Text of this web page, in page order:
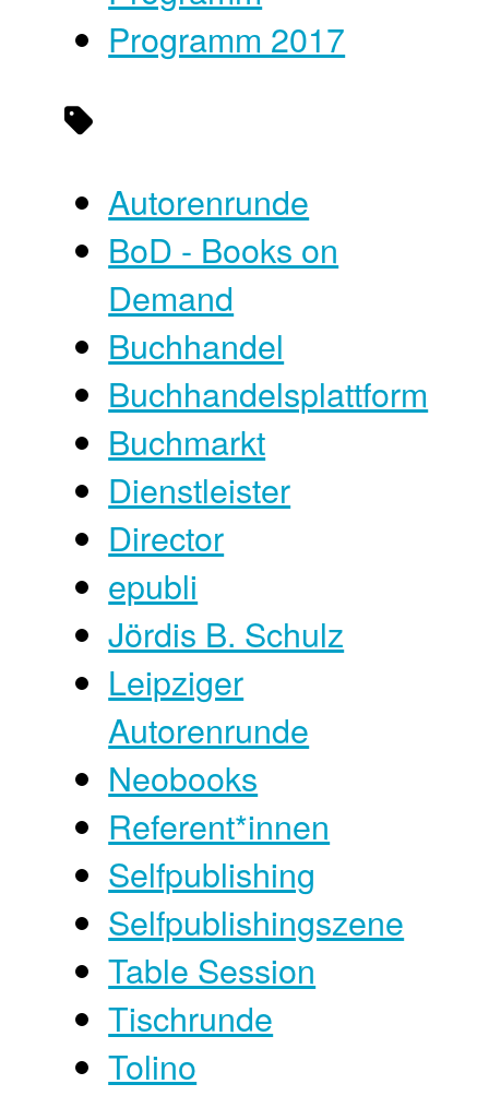
Programm 2017
Autorenrunde
BoD - Books on
Demand
Buchhandel
Buchhandelsplattform
Buchmarkt
Dienstleister
Director
epubli
Jördis B. Schulz
Leipziger
Autorenrunde
Neobooks
Referent*innen
Selfpublishing
Selfpublishingszene
Table Session
Tischrunde
Tolino